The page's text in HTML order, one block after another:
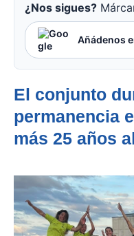
¿Nos sigues?
Añádenos
El conjunto
permanencia
más 25 años